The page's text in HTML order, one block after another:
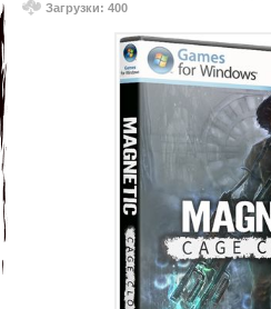
Загрузки: 400